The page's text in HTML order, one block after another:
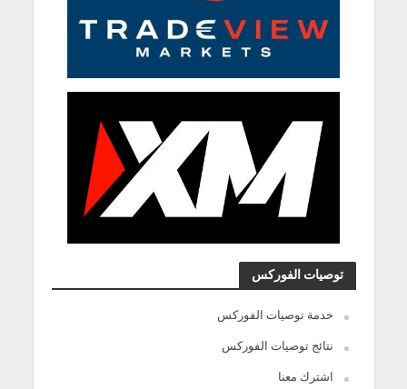
توصيات الفوركس
خدمة توصيات الفوركس
نتائج توصيات الفوركس
اشترك معنا